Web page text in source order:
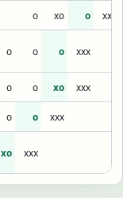
o xo o xxx
o o o xxx
o o xo xxx
o o xxx
xo xxx